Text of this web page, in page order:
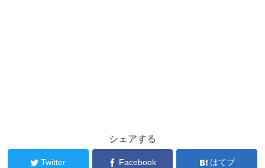
シェアする
Twitter Facebook はてブ